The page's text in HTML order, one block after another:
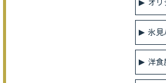
オリ
氷見
洋食